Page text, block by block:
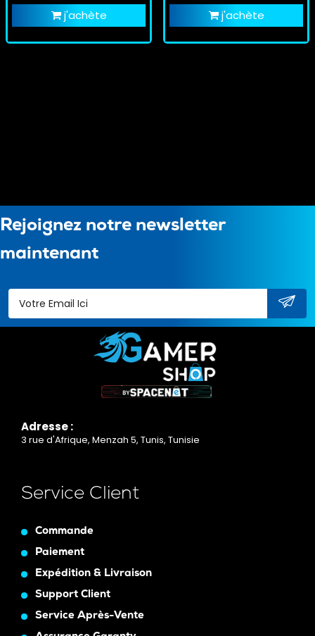
j'achète j'achète
Rejoignez notre newsletter
maintenant
Adresse :
3 rue d'Afrique, Menzah 5, Tunis, Tunisie
Service Client
Commande
Paiement
Expédition & Livraison
Support Client
Service Après-Vente